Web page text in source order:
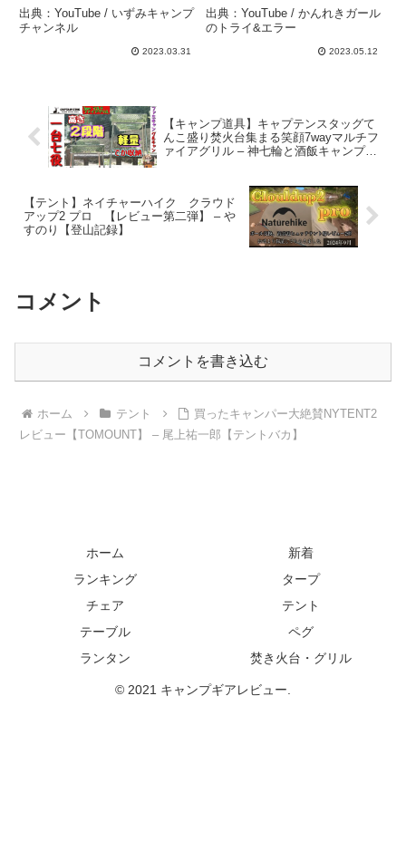
設営まで徹底レビュー！ –
いずみキャンプチャンネル
出典：YouTube / いずみキャンプ
チャンネル
2023.03.31
ー カフェ開店情報も【か
んれきガールのトライ& エ
ラー#100】 – かんれきガ
出典：YouTube / かんれきガール
のトライ&エラー
2023.05.12
【キャンプ道具】キャプテンスタッグて
んこ盛り焚火台集まる笑顔7wayマルチフ
ァイアグリル – 神七輪と酒飯キャンプ！
【テント】ネイチャーハイク クラウド
アップ2 プロ 【レビュー第二弾】 – や
すのり【登山記録】
コメント
コメントを書き込む
ホーム テント
買ったキャンパー大絶賛NYTENT2
レビュー【TOMOUNT】 – 尾上祐一郎【テントバカ】
ホーム
新着
ランキング
タープ
チェア
テント
テーブル
ペグ
ランタン
焚き火台・グリル
© 2021 キャンプギアレビュー.